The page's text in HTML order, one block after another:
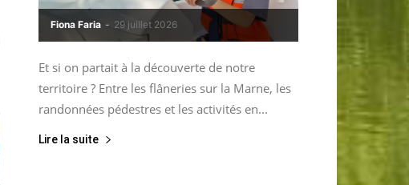
Fiona Faria - 29 juillet 2026
Et si on partait à la découverte de notre
territoire ? Entre les flâneries sur la Marne, les
randonnées pédestres et les activités en...
Lire la suite